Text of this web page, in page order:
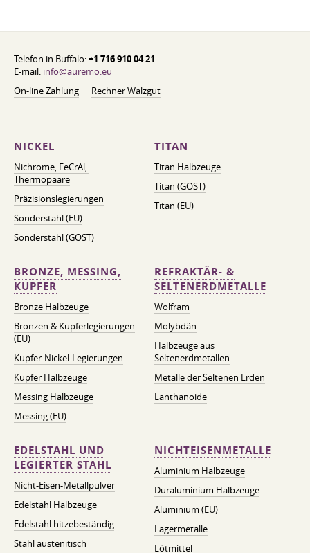
Telefon in Buffalo:+1 716 910 04 21
E-mail: info@auremo.eu
On-line Zahlung
Rechner Walzgut
NICKEL
Nichrome, FeСrAl, ​​
Thermopaare
Präzisionslegierungen
Sonderstahl (EU)
Sonderstahl (GOST)
TITAN
Titan Halbzeuge
Titan (GOST)
Titan (EU)
BRONZE, MESSING,
KUPFER
Bronze Halbzeuge
Bronzen & Kupferlegierungen
(EU)
Kupfer-Nickel-Legierungen
Kupfer Halbzeuge
Messing Halbzeuge
Messing (EU)
REFRAKTÄR- &
SELTENERDMETALLE
Wolfram
Molybdän
Halbzeuge aus
Seltenerdmetallen
Metalle der Seltenen Erden
Lanthanoide
EDELSTAHL UND
LEGIERTER STAHL
Nicht-Eisen-Metallpulver
Edelstahl Halbzeuge
Edelstahl hitzebeständig
Stahl austenitisch
NICHTEISENMETALLE
Aluminium Halbzeuge
Duraluminium Halbzeuge
Aluminium (EU)
Lagermetalle
Lötmittel